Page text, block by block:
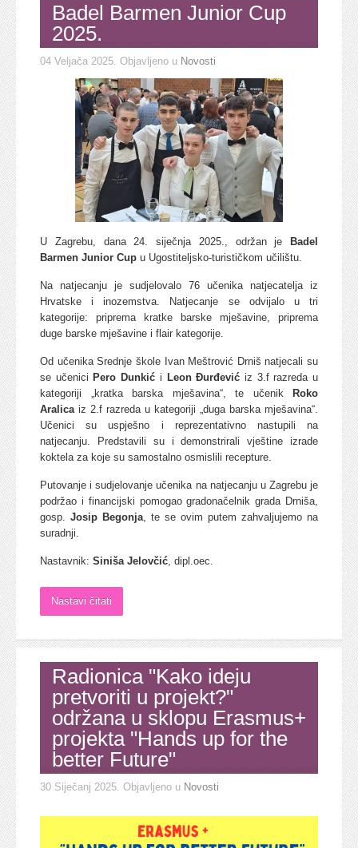
Badel Barmen Junior Cup
2025.
04 Veljača 2025. Objavljeno u Novosti
U Zagrebu, dana 24. siječnja 2025., održan je
Badel
Barmen Junior Cup u Ugostiteljsko-turističkom učilištu.
Na natjecanju je sudjelovalo 76 učenika natjecatelja iz
Hrvatske i inozemstva. Natjecanje se odvijalo u tri
kategorije: priprema kratke barske mješavine, priprema
duge barske mješavine i flair kategorije.
Od učenika Srednje škole Ivan Meštrović Drniš natjecali su
se učenici Pero Dunkić i Leon Đurđević iz 3.f razreda u
kategoriji „kratka barska mješavina“, te učenik
Roko
Aralicaiz 2.f razreda u kategoriji „duga barska mješavina“.
Učenici su uspješno i reprezentativno nastupili na
natjecanju. Predstavili su i demonstrirali vještine izrade
koktela za koje su samostalno osmislili recepture.
Putovanje i sudjelovanje učenika na natjecanju u Zagrebu je
podržao i financijski pomogao gradonačelnik grada Drniša,
gosp. Josip Begonja, te se ovim putem zahvaljujemo na
suradnji.
Nastavnik: Siniša Jelovčić, dipl.oec.
Nastavi čitati
Radionica "Kako ideju
pretvoriti u projekt?"
održana u sklopu Erasmus+
projekta "Hands up for the
better Future"
30 Siječanj 2025. Objavljeno u Novosti